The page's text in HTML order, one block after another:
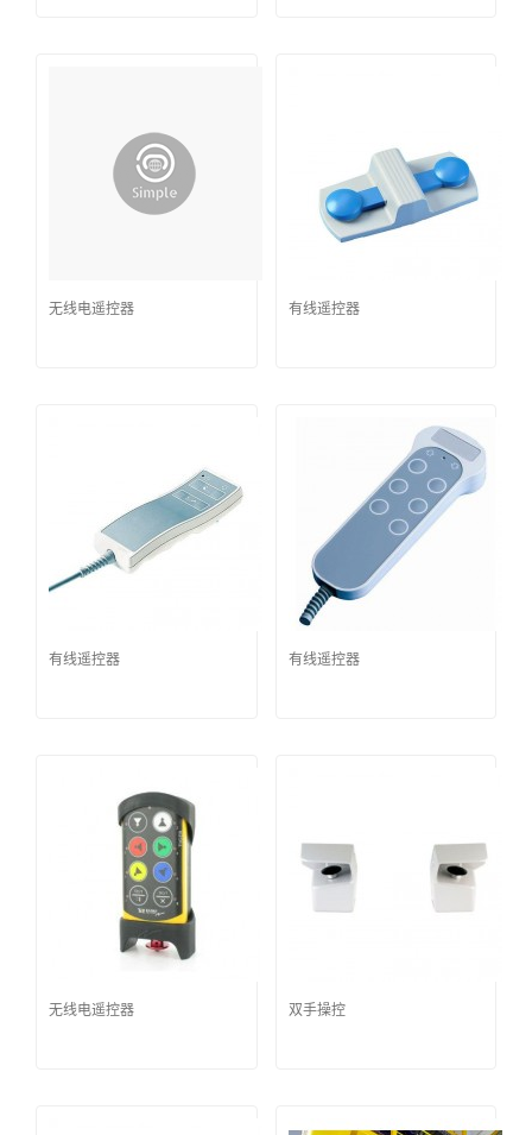
无线电遥控器 有线遥控器
有线遥控器 有线遥控器
无线电遥控器 双手操控